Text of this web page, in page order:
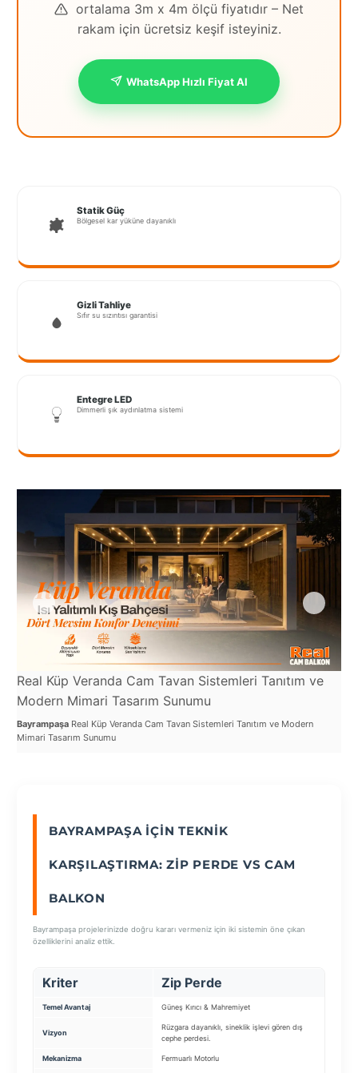
ortalama 3m x 4m ölçü fiyatıdır – Net
rakam için ücretsiz keşif isteyiniz.
WhatsApp Hızlı Fiyat Al
Statik Güç
Bölgesel kar yüküne dayanıklı
Gizli Tahliye
Sıfır su sızıntısı garantisi
Entegre LED
Dimmerli şık aydınlatma sistemi
Real Küp Veranda Cam Tavan Sistemleri Tanıtım ve
Modern Mimari Tasarım Sunumu
Bayrampaşa Real Küp Veranda Cam Tavan Sistemleri Tanıtım ve Modern
Mimari Tasarım Sunumu
BAYRAMPAŞA İÇIN TEKNIK
KARŞILAŞTIRMA: ZIP PERDE VS CAM
BALKON
Bayrampaşa projelerinizde doğru kararı vermeniz için iki sistemin öne çıkan
özelliklerini analiz ettik.
Kriter Zip Perde
Temel Avantaj Güneş Kırıcı & Mahremiyet
Vizyon
Rüzgara dayanıklı, sineklik işlevi gören dış
cephe perdesi.
Mekanizma Fermuarlı Motorlu
İstanbul
İstanbul
Avrupa
İzmir
Lubrza
Manisa
Muğla
Muş
Port
Rize
Sakarya
Sivas
switzerland
Tilburg
Van
Yalova
VAZGEÇ